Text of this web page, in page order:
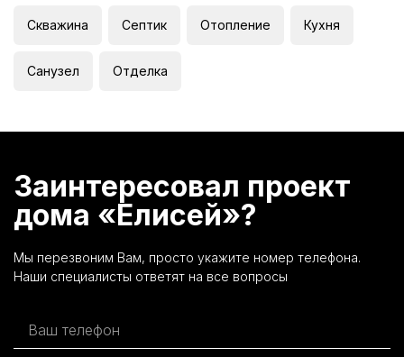
Скважина Септик Отопление Кухня
Санузел Отделка
Заинтересовал проект
дома «Елисей»?
Мы перезвоним Вам, просто укажите номер телефона.
Наши специалисты ответят на все вопросы